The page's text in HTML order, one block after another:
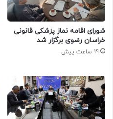
شورای اقامه نماز پزشکی قانونی
خراسان رضوی برگزار شد
19 ساعت پیش